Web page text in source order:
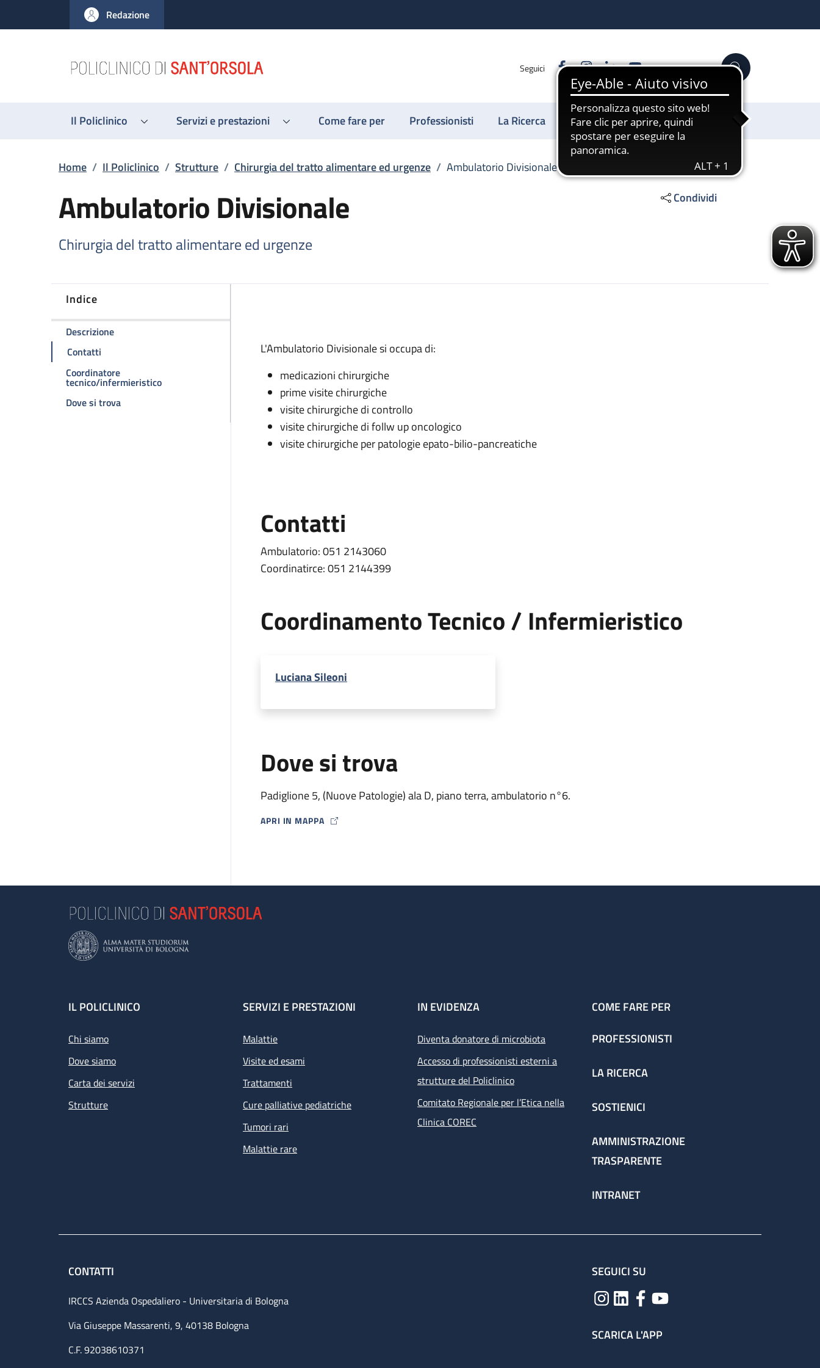
al contenuto principale
to footer content
Redazione
Seguici FacebookInstagram
LinkedinYouTube Cerca
Il Policlinico Servizi e prestazioni Come fare per Professionisti La Ricerca Sostienici
Briciole di pane
Home / Il Policlinico / Strutture / Chirurgia del tratto alimentare ed urgenze / Ambulatorio Divisionale
Ambulatorio Divisionale
Chirurgia del tratto alimentare ed urgenze
Condividi
Indice
Descrizionedella pagina Ambulatorio Divisionale
Contatti
Coordinatore
tecnico/infermieristicodella pagina Ambulatorio Divisionale
Dove si trovadella pagina Ambulatorio Divisionale
L'Ambulatorio Divisionale si occupa di:
medicazioni chirurgiche
prime visite chirurgiche
visite chirurgiche di controllo
visite chirurgiche di follw up oncologico
visite chirurgiche per patologie epato-bilio-pancreatiche
Contatti
Ambulatorio: 051 2143060
Coordinatirce: 051 2144399
Coordinamento Tecnico / Infermieristico
Luciana Sileoni
Dove si trova
Padiglione 5, (Nuove Patologie) ala D, piano terra, ambulatorio n°6.
APRI IN MAPPA
MAP ICON
Footer
IL POLICLINICO
Chi siamo
Dove siamo
Carta dei servizi
Strutture
SERVIZI E PRESTAZIONI
Malattie
Visite ed esami
Trattamenti
Cure palliative pediatriche
Tumori rari
Malattie rare
IN EVIDENZA
Diventa donatore di microbiota
Accesso di professionisti esterni a
strutture del Policlinico
Comitato Regionale per l’Etica nella
Clinica COREC
COME FARE PER
PROFESSIONISTI
LA RICERCA
SOSTIENICI
AMMINISTRAZIONE
TRASPARENTE
INTRANET
CONTATTI
IRCCS Azienda Ospedaliero - Universitaria di Bologna
Via Giuseppe Massarenti, 9, 40138 Bologna
C.F. 92038610371
SEGUICI SU
SCARICA L'APP